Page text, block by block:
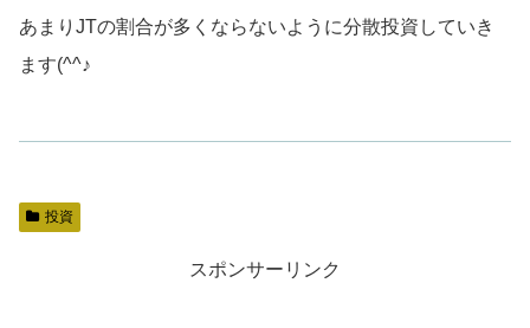
あまりJTの割合が多くならないように分散投資していき
ます(^^♪
投資
スポンサーリンク